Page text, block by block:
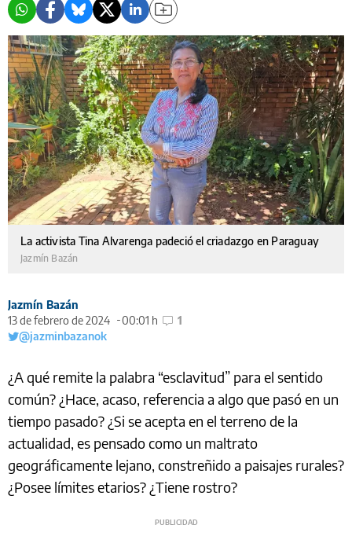
La activista Tina Alvarenga padeció el criadazgo en Paraguay
Jazmín Bazán
Jazmín Bazán
13 de febrero de 2024
00:01 h
1
@jazminbazanok
¿A qué remite la palabra “esclavitud” para el sentido
común? ¿Hace, acaso, referencia a algo que pasó en un
tiempo pasado? ¿Si se acepta en el terreno de la
actualidad, es pensado como un maltrato
geográficamente lejano, constreñido a paisajes rurales?
¿Posee límites etarios? ¿Tiene rostro?